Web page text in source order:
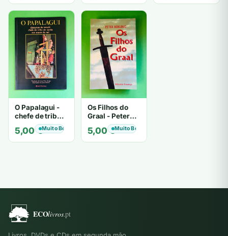
O Papalagui -
chefe de tribo
de tiavéa
5,00€Muito Bom
Os Filhos do
Graal - Peter
Berling
5,00€Muito Bom